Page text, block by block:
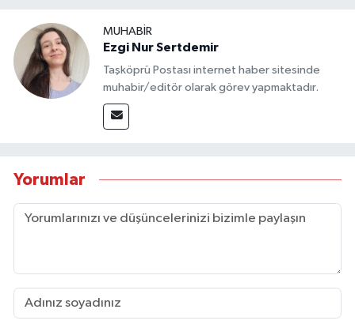
MUHABİR
Ezgi Nur Sertdemir
Taşköprü Postası internet haber sitesinde
muhabir/editör olarak görev yapmaktadır.
Yorumlar